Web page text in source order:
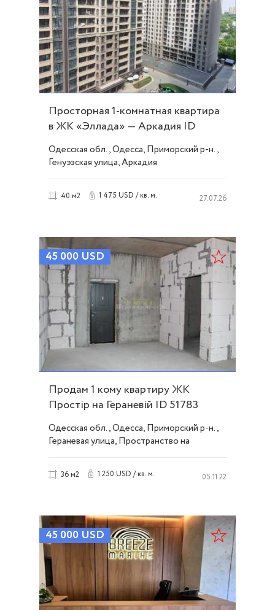
Просторная 1-комнатная квартира
в ЖК «Эллада» — Аркадия ID
54334
Одесская обл., Одесса, Приморский р-н.,
Генуэзская улица, Аркадия
40 м2 1 475 USD / кв. м. 27.07.26
45 000 USD
Продам 1 кому квартиру ЖК
Простір на Гераневій ID 51783
Одесская обл., Одесса, Приморский р-н.,
Гераневая улица, Пространство на
36 м2 1 250 USD / кв. м. 05.11.22
45 000 USD